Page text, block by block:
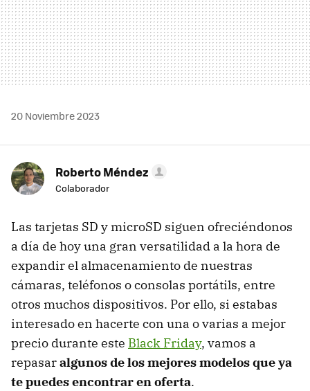
20 Noviembre 2023
Roberto Méndez
Colaborador
Las tarjetas SD y microSD siguen ofreciéndonos
a día de hoy una gran versatilidad a la hora de
expandir el almacenamiento de nuestras
cámaras, teléfonos o consolas portátils, entre
otros muchos dispositivos. Por ello, si estabas
interesado en hacerte con una o varias a mejor
precio durante este Black Friday, vamos a
repasaralgunos de los mejores modelos que ya
te puedes encontrar en oferta.